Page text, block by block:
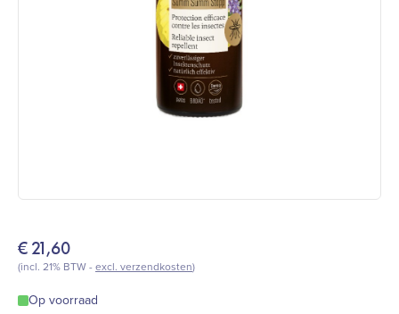
€21,60
(incl. 21% BTW -excl. verzendkosten)
Op voorraad